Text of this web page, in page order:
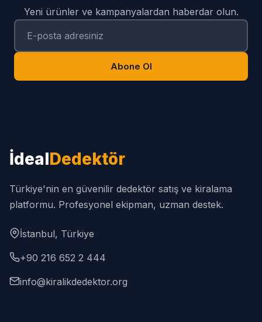
Yeni ürünler ve kampanyalardan haberdar olun.
Abone Ol
İdealDedektör
Türkiye'nin en güvenilir dedektör satış ve kiralama
platformu. Profesyonel ekipman, uzman destek.
İstanbul, Türkiye
+90 216 652 2 444
info@kiralikdedektor.org